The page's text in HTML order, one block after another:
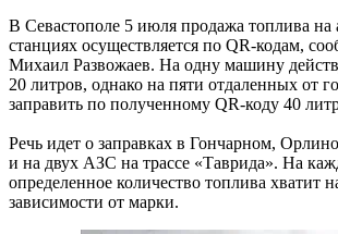
В Севастополе 5 июля продажа топлива на
станциях осуществляется по QR-кодам,
Михаил Развожаев. На одну машину
20 литров, однако на пяти отдаленных от
заправить по полученному QR-коду 40
Речь идет о заправках в Гончарном,
и на двух АЗС на трассе «Таврида». На
определенное количество топлива хватит
зависимости от марки.